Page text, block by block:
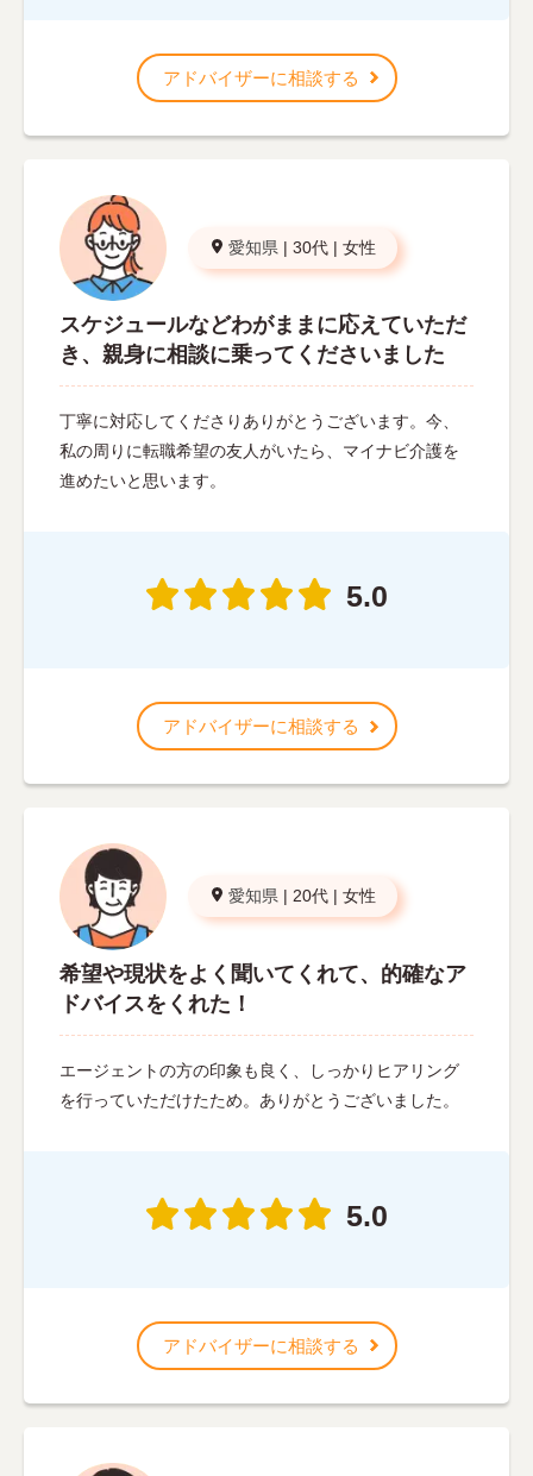
アドバイザーに相談する
愛知県 | 30代 | 女性
スケジュールなどわがままに応えていただ
き、親身に相談に乗ってくださいました
丁寧に対応してくださりありがとうございます。今、
私の周りに転職希望の友人がいたら、マイナビ介護を
進めたいと思います。
5.0
アドバイザーに相談する
愛知県 | 20代 | 女性
希望や現状をよく聞いてくれて、的確なア
ドバイスをくれた！
エージェントの方の印象も良く、しっかりヒアリング
を行っていただけたため。ありがとうございました。
5.0
アドバイザーに相談する